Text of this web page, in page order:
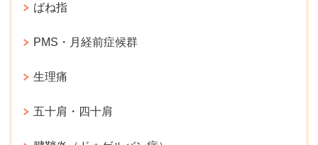
ばね指
PMS・月経前症候群
生理痛
五十肩・四十肩